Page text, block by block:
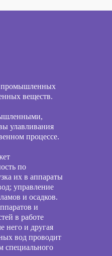
промышленных
веществ.
улавливания
процессе.
по
их в аппараты
управление
и осадков.
и
в работе
него и другая
вод проводит
специального